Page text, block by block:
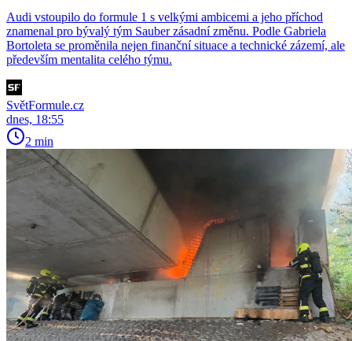
Audi vstoupilo do formule 1 s velkými ambicemi a jeho příchod
znamenal pro bývalý tým Sauber zásadní změnu. Podle Gabriela
Bortoleta se proměnila nejen finanční situace a technické zázemí, ale
především mentalita celého týmu.
SvětFormule.cz
dnes, 18:55
2 min